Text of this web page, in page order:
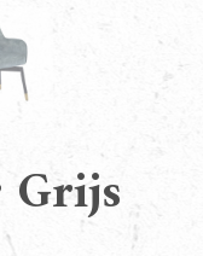
Grijs